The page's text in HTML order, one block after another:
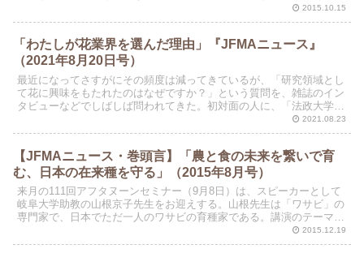
2015.10.15
「わたしが花業界を選んだ理由」『JFMAニュース』
（2021年8月20日号）
最近になってさすがにその頻度は減ってきているが、「研究領域とし
て花に興味をもたれたのはなぜですか？」という質問を、雑誌のイン
タビューなどでしばしば問われてきた。初対面の人に、「法政大学経
営大学院教授」の名刺に続いて、２枚目の「JFMA会長」... 2021.08.23
【JFMAニュース・巻頭言】「農と食の未来を繋いで育
む、日本の在来種を守る」（2015年8月号）
来月の111回アフタヌーンセミナー（9月8日）は、スピーカーとして
岐阜大学助教の山根京子先生をお迎えする。山根先生は「ワサビ」の
専門家で、日本でただ一人のワサビの育種家である。講演のテーマ
は、「世界から愛される和食に不可欠なワサビの危機」で... 2015.12.19